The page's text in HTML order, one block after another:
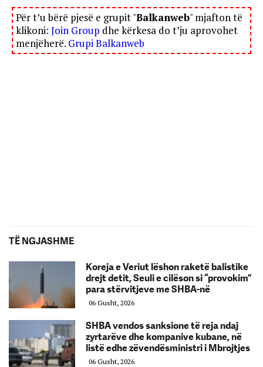
Për t’u bërë pjesë e grupit "Balkanweb" mjafton të
klikoni: Join Group dhe kërkesa do t’ju aprovohet
menjëherë. Grupi Balkanweb
TË NGJASHME
Koreja e Veriut lëshon raketë balistike
drejt detit, Seuli e cilëson si “provokim”
para stërvitjeve me SHBA-në
06 Gusht, 2026
SHBA vendos sanksione të reja ndaj
zyrtarëve dhe kompanive kubane, në
listë edhe zëvendësministri i Mbrojtjes
06 Gusht, 2026